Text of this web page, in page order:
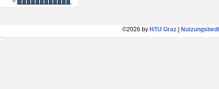
©2026 by HTU Graz|